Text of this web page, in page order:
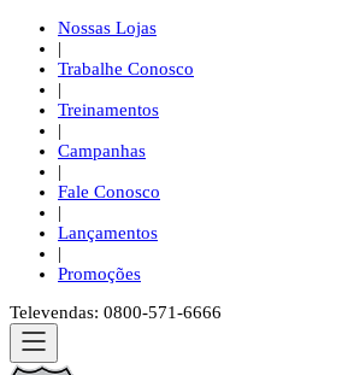
Nossas Lojas
|
Trabalhe Conosco
|
Treinamentos
|
Campanhas
|
Fale Conosco
|
Lançamentos
|
Promoções
Televendas: 0800-571-6666